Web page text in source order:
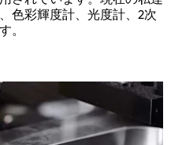
色彩輝度計、光度計、2次
。